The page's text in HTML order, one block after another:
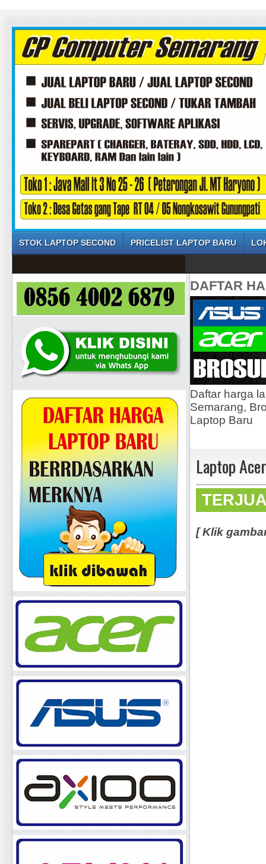
STOK LAPTOP SECOND PRICELIST LAPTOP BARU
DAFTAR
Daftar harga
Semarang,
Laptop Baru
Laptop
[ Klik